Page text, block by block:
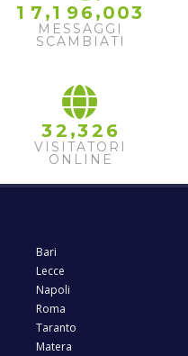
1 7 ,1 96,003
MESSAGGI
SCAMBIATI
32 ,32 6
VISITATORI
ONLINE
Bari
Lecce
Napoli
Roma
Taranto
Matera